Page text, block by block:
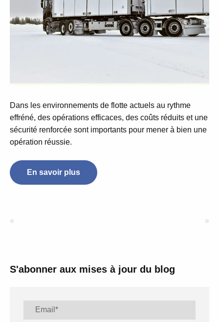
Dans les environnements de flotte actuels au rythme
effréné, des opérations efficaces, des coûts réduits et une
sécurité renforcée sont importants pour mener à bien une
opération réussie.
En savoir plus
« »
S'abonner aux mises à jour du blog